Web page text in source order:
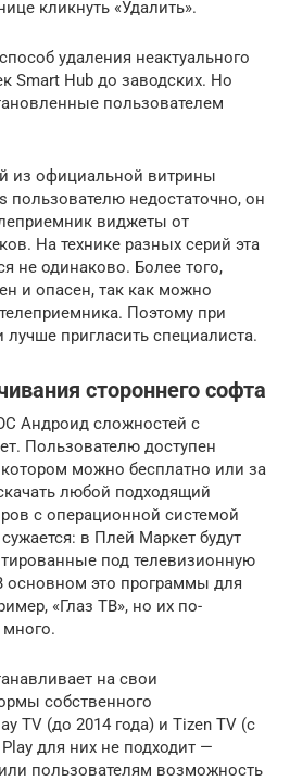
кликнуть «Удалить».
удаления неактуального
Smart Hub до заводских. Но
пользователем
из официальной витрины
пользователю недостаточно, он
виджеты от
На технике разных серий эта
не одинаково. Более того,
и опасен, так как можно
Поэтому при
пригласить специалиста.
стороннего софта
Андроид сложностей с
Пользователю доступен
можно бесплатно или за
любой подходящий
с операционной системой
в Плей Маркет будут
под телевизионную
основном это программы для
«Глаз ТВ», но их по-
много.
на свои
собственного
TV (до 2014 года) и Tizen TV (с
для них не подходит —
пользователям возможность